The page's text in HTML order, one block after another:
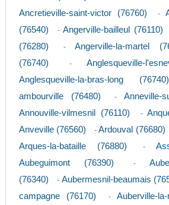
Ancretieville-saint-victor (76760) -
(76540)
-Angerville-bailleul (76110)
(76280)
-Angerville-la-martel
(76740)
- Anglesqueville-
Anglesqueville-la-bras-long (76740)
ambourville (76480)
-Anneville-
Annouville-vilmesnil (76110) -
Anveville (76560) -Ardouval (76680)
Arques-la-bataille (76880) -
Aubeguimont (76390) -
(76340)
- Aubermesnil-beaumais
campagne (76170)
-Auberville-